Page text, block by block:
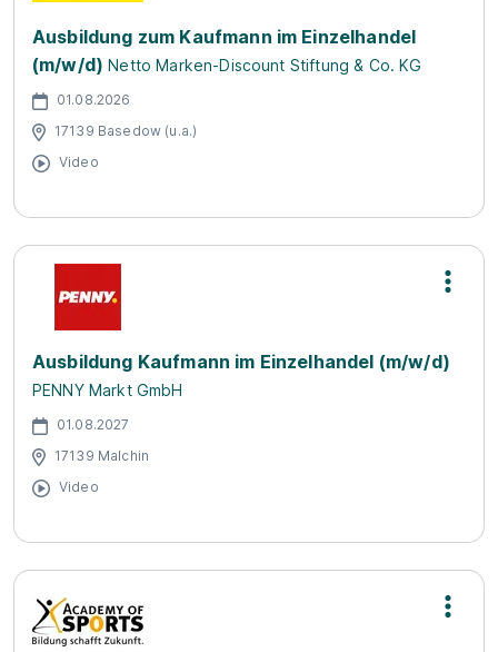
Ausbildung zum Kaufmann im Einzelhandel
(m/w/d) Netto Marken-Discount Stiftung & Co. KG
01.08.2026
17139 Basedow (u.a.)
Video
Ausbildung Kaufmann im Einzelhandel (m/w/d)
PENNY Markt GmbH
01.08.2027
17139 Malchin
Video